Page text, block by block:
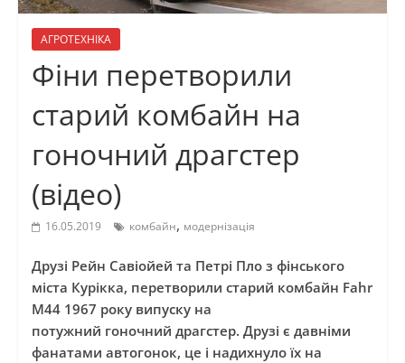
АГРОТЕХНІКА
Фіни перетворили
старий комбайн на
гоночний драгстер
(відео)
16.05.2019 комбайн, модернізація
Друзі Рейн Савіойей та Петрі Плоз фінського
міста Курікка, перетворили старий комбайн Fahr
M44 1967 року випуску на
потужний гоночний драгстер. Друзі є давніми
фанатами автогонок, це і надихнуло їх на